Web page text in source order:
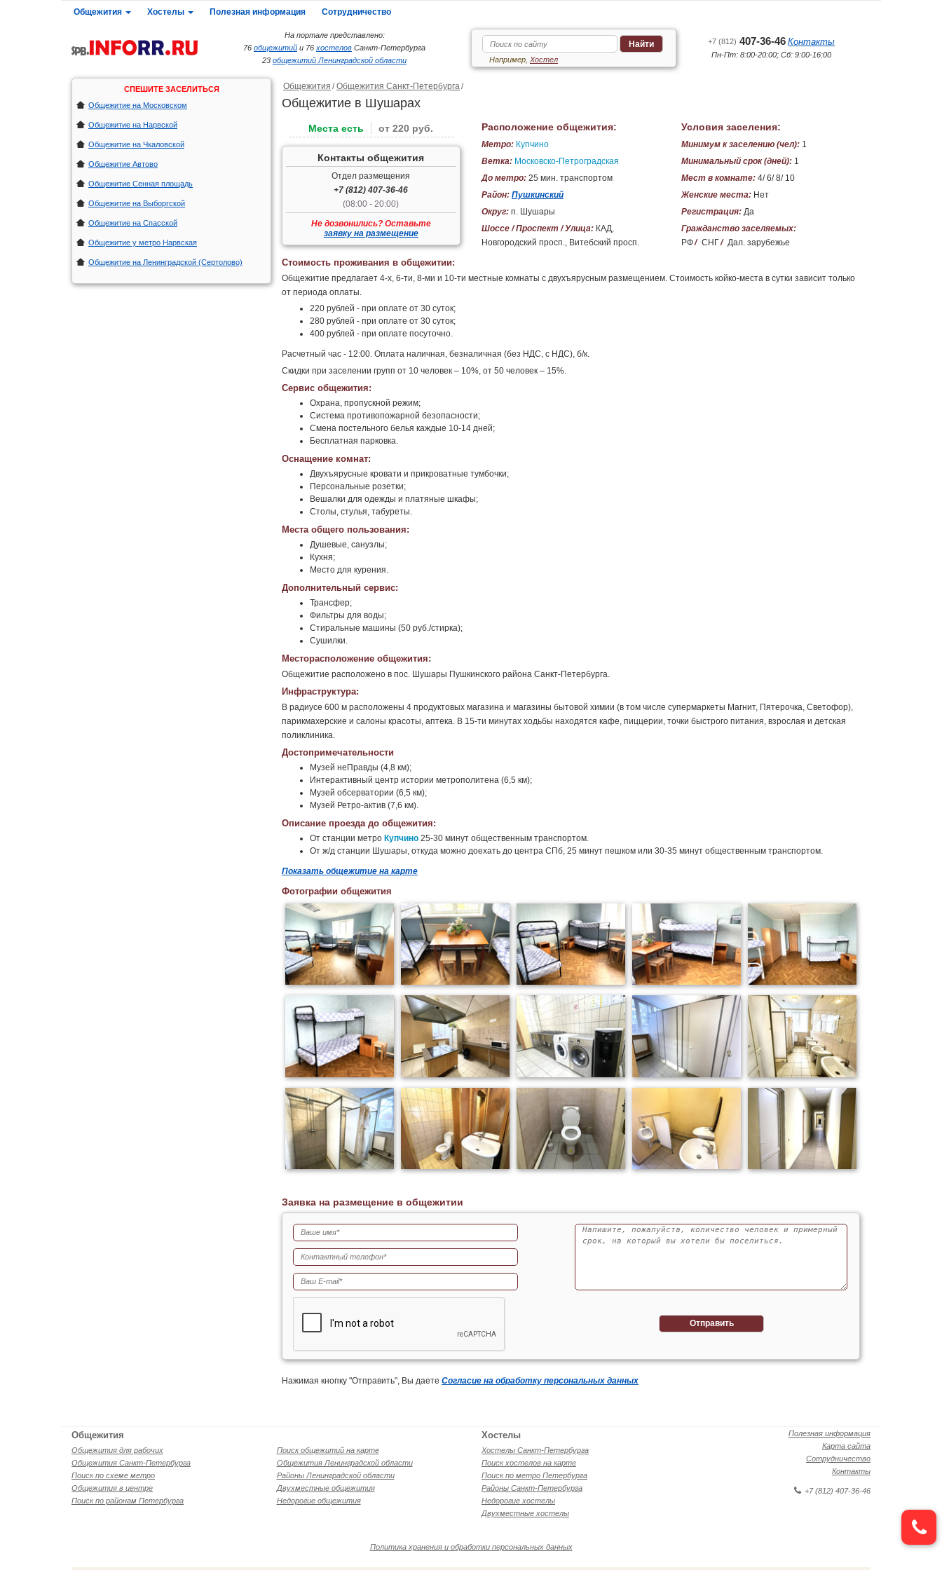
Общежития Хостелы Полезная информация Сотрудничество
На портале представлено:
76 общежитий и 76 хостелов Санкт-Петербурга
23 общежитий Ленинградской области
Найти
Например, Хостел
+7 (812) 407-36-46 Контакты
Пн-Пт: 8:00-20:00; Сб: 9:00-16:00
СПЕШИТЕ ЗАСЕЛИТЬСЯ
Общежитие на Московском
Общежитие на Нарвской
Общежитие на Чкаловской
Общежитие Автово
Общежитие Сенная площадь
Общежитие на Выборгской
Общежитие на Спасской
Общежитие у метро Нарвская
Общежитие на Ленинградской (Сертолово)
Общежития Общежития Санкт-Петербурга
Общежитие в Шушарах
Места есть от 220 руб.
Контакты общежития
Отдел размещения
+7 (812) 407-36-46
(08:00 - 20:00)
Не дозвонились? Оставьте
заявку на размещение
Расположение общежития:
Метро:Купчино
Ветка:Московско-Петроградская
До метро:25 мин. транспортом
Район: Пушкинский
Округ:п. Шушары
Шоссе / Проспект / Улица:КАД,
Новгородский просп., Витебский просп.
Условия заселения:
Минимум к заселению (чел):1
Минимальный срок (дней):1
Мест в комнате:4/ 6/ 8/ 10
Женские места:Нет
Регистрация:Да
Гражданство заселяемых:
РФ/ СНГ/ Дал. зарубежье
Стоимость проживания в общежитии:
Общежитие предлагает 4-х, 6-ти, 8-ми и 10-ти местные комнаты с двухъярусным размещением. Стоимость койко-места в сутки зависит только
от периода оплаты.
220 рублей - при оплате от 30 суток;
280 рублей - при оплате от 30 суток;
400 рублей - при оплате посуточно.
Расчетный час - 12:00. Оплата наличная, безналичная (без НДС, с НДС), б/к.
Скидки при заселении групп от 10 человек – 10%, от 50 человек – 15%.
Сервис общежития:
Охрана, пропускной режим;
Система противопожарной безопасности;
Смена постельного белья каждые 10-14 дней;
Бесплатная парковка.
Оснащение комнат:
Двухъярусные кровати и прикроватные тумбочки;
Персональные розетки;
Вешалки для одежды и платяные шкафы;
Столы, стулья, табуреты.
Места общего пользования:
Душевые, санузлы;
Кухня;
Место для курения.
Дополнительный сервис:
Трансфер;
Фильтры для воды;
Стиральные машины (50 руб./стирка);
Сушилки.
Месторасположение общежития:
Общежитие расположено в пос. Шушары Пушкинского района Санкт-Петербурга.
Инфраструктура:
В радиусе 600 м расположены 4 продуктовых магазина и магазины бытовой химии (в том числе супермаркеты Магнит, Пятерочка, Светофор),
парикмахерские и салоны красоты, аптека. В 15-ти минутах ходьбы находятся кафе, пиццерии, точки быстрого питания, взрослая и детская
поликлиника.
Достопримечательности
Музей неПравды (4,8 км);
Интерактивный центр истории метрополитена (6,5 км);
Музей обсерватории (6,5 км);
Музей Ретро-актив (7,6 км).
Описание проезда до общежития:
От станции метро Купчино 25-30 минут общественным транспортом.
От ж/д станции Шушары, откуда можно доехать до центра СПб, 25 минут пешком или 30-35 минут общественным транспортом.
Показать общежитие на карте
Фотографии общежития
Заявка на размещение в общежитии
Отправить
Нажимая кнопку "Отправить", Вы даете Согласие на обработку персональных данных
Общежития
Общежития для рабочих
Общежития Санкт-Петербурга
Поиск по схеме метро
Общежития в центре
Поиск по районам Петербурга
Поиск общежитий на карте
Общежития Ленинградской области
Районы Ленинградской области
Двухместные общежития
Недорогие общежития
Хостелы
Хостелы Санкт-Петербурга
Поиск хостелов на карте
Поиск по метро Петербурга
Районы Санкт-Петербурга
Недорогие хостелы
Двухместные хостелы
Полезная информация
Карта сайта
Сотрудничество
Контакты
+7 (812) 407-36-46
Политика хранения и обработки персональных данных